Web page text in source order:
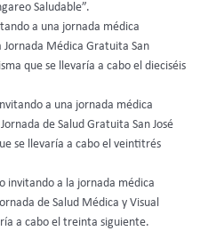
Saludable”.
a una jornada médica
Jornada Médica Gratuita San
que se llevaría a cabo el dieciséis
a una jornada médica
de Salud Gratuita San José
se llevaría a cabo el veintitrés
invitando a la jornada médica
de Salud Médica y Visual
a cabo el treinta siguiente.